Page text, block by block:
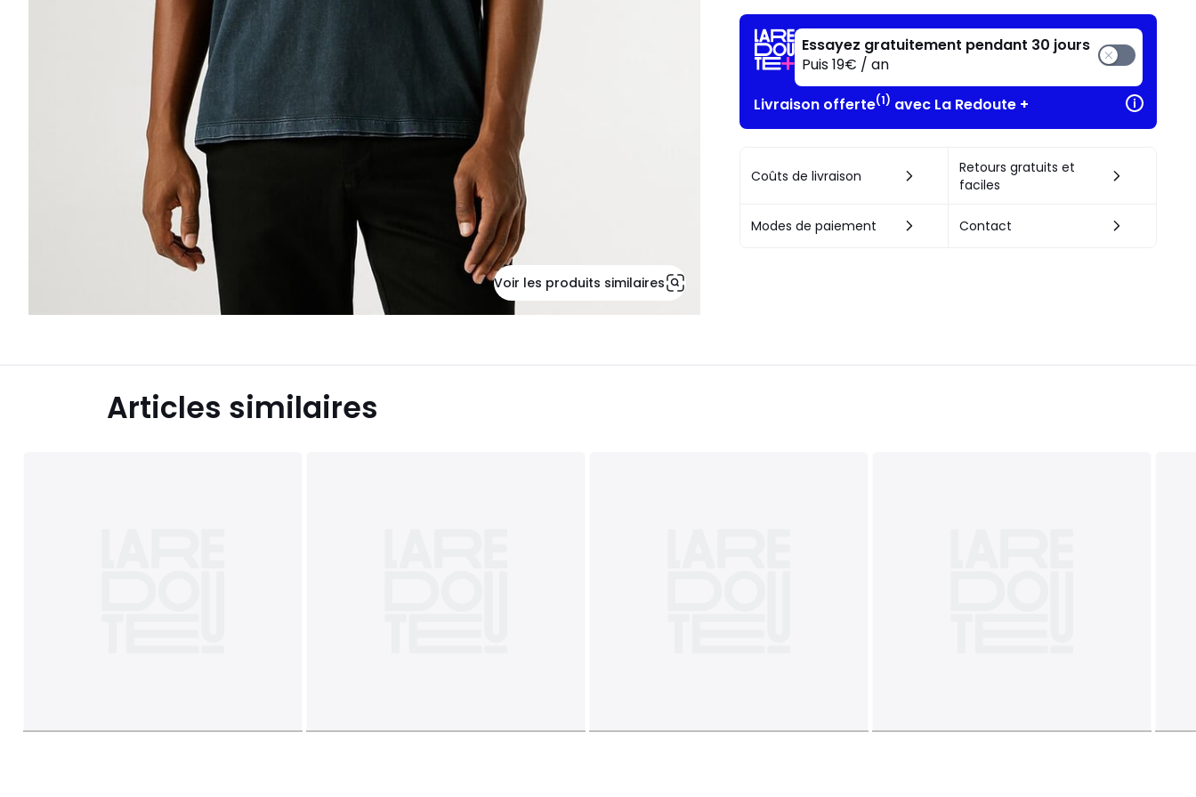
Voir les produits similaires
Essayez gratuitement pendant 30 jours
Puis 19€ / an
Livraison offerte(1) avec La Redoute +
Coûts de livraison
Retours gratuits et
faciles
Modes de paiement Contact
Articles similaires